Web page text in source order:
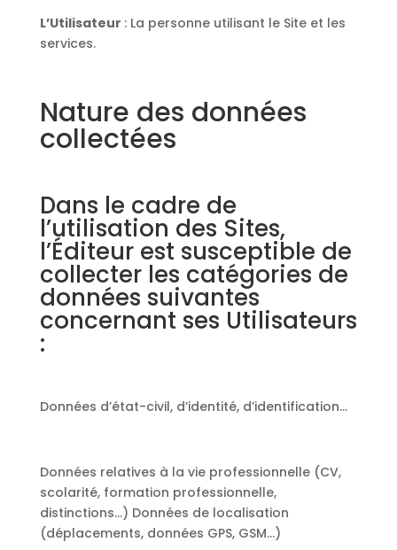
L’Utilisateur : La personne utilisant le Site et les
services.
Nature des données
collectées
Dans le cadre de
l’utilisation des Sites,
l’Éditeur est susceptible de
collecter les catégories de
données suivantes
concernant ses Utilisateurs
:
Données d’état-civil, d’identité, d’identification…
Données relatives à la vie professionnelle (CV,
scolarité, formation professionnelle,
distinctions…) Données de localisation
(déplacements, données GPS, GSM…)